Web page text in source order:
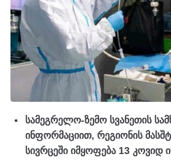
სამეგრელო-ზემო სვანეთის
ინფორმაციით, რეგიონის
სივრცეში იმყოფება 13 კოვიდ